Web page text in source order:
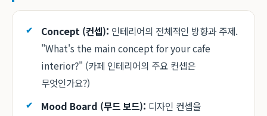
Concept (컨셉): 인테리어의 전체적인 방향과 주제.
"What's the main concept for your cafe
interior?" (카페 인테리어의 주요 컨셉은
무엇인가요?)
Mood Board (무드 보드): 디자인 컨셉을